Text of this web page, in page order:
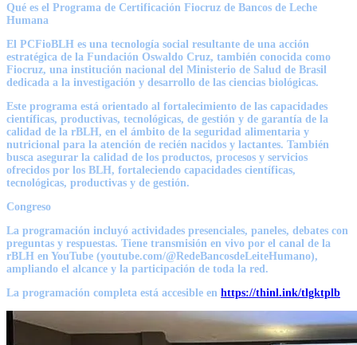
Qué es el Programa de Certificación Fiocruz de Bancos de Leche
Humana
El PCFioBLH es una tecnología social resultante de una acción
estratégica de la Fundación Oswaldo Cruz, también conocida como
Fiocruz, una institución nacional del Ministerio de Salud de Brasil
dedicada a la investigación y desarrollo de las ciencias biológicas.
Este programa está orientado al fortalecimiento de las capacidades
científicas, productivas, tecnológicas, de gestión y de garantía de la
calidad de la rBLH, en el ámbito de la seguridad alimentaria y
nutricional para la atención de recién nacidos y lactantes. También
busca asegurar la calidad de los productos, procesos y servicios
ofrecidos por los BLH, fortaleciendo capacidades científicas,
tecnológicas, productivas y de gestión.
Congreso
La programación incluyó actividades presenciales, paneles, debates con
preguntas y respuestas. Tiene transmisión en vivo por el canal de la
rBLH en YouTube (youtube.com/@RedeBancosdeLeiteHumano),
ampliando el alcance y la participación de toda la red.
La programación completa está accesible en https://thinl.ink/tlgktplb